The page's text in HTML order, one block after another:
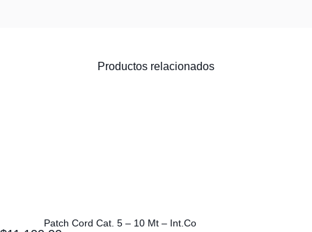
Productos relacionados
Patch Cord Cat. 5 – 10 Mt – Int.Co